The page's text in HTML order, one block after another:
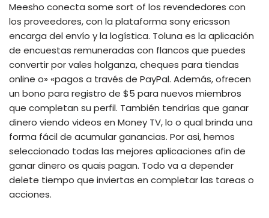
Meesho conecta some sort of los revendedores con
los proveedores, con la plataforma sony ericsson
encarga del envío y la logística. Toluna es la aplicación
de encuestas remuneradas con flancos que puedes
convertir por vales holganza, cheques para tiendas
online o» «pagos a través de PayPal. Además, ofrecen
un bono para registro de $5 para nuevos miembros
que completan su perfil. También tendrías que ganar
dinero viendo videos en Money TV, lo o qual brinda una
forma fácil de acumular ganancias. Por asi, hemos
seleccionado todas las mejores aplicaciones afin de
ganar dinero os quais pagan. Todo va a depender
delete tiempo que inviertas en completar las tareas o
acciones.